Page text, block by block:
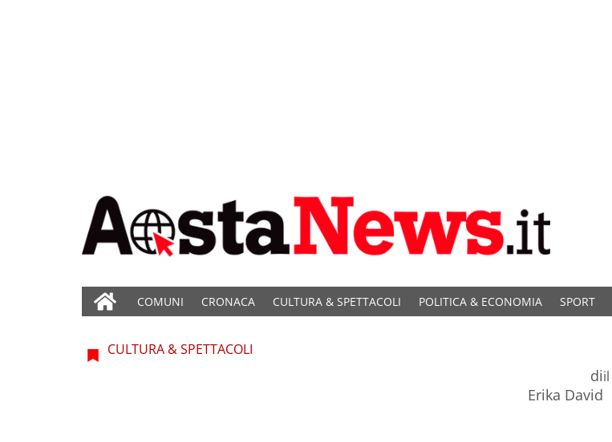
COMUNI CRONACA CULTURA & SPETTACOLI POLITICA & ECONOMIA SPORT
CULTURA & SPETTACOLI
di
Erika David
il